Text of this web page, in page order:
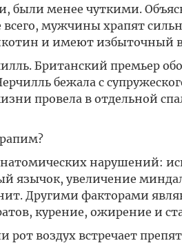
были менее чуткими.
мужчины храпят
и имеют избыточный
Британский премьер
бежала с
провела в отдельной
нарушений:
язычок, увеличение
Другими факторами
курение, ожирение и
воздух встречает